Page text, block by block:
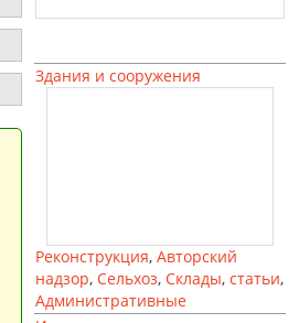
Здания и сооружения
Реконструкция, Авторский
надзор, Сельхоз, Склады, статьи,
Административные